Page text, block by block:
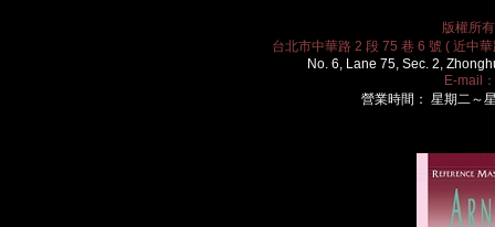
版權所
台北市中華路 2 段 75 巷 6 號 ( 近中
No. 6, Lane 75, Sec. 2,
E-mail：
營業時間： 星期二～